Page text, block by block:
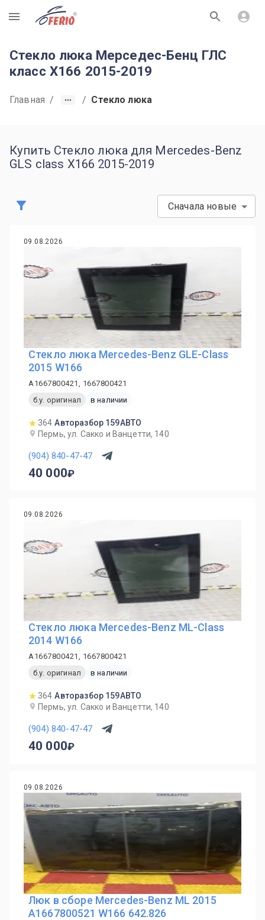
R
Стекло люка Мерседес-Бенц ГЛС
класс X166 2015-2019
Главная / / Стекло люка
Купить Стекло люка для Mercedes-Benz
GLS class X166 2015-2019
Сначала новые
09.08.2026
Стекло люка Mercedes-Benz GLE-Class
2015 W166
A1667800421, 1667800421
б.у. оригинал
в наличии
364 Авторазбор 159АВТО
Пермь, ул. Сакко и Ванцетти, 140
(904) 840-47-47
40 000
09.08.2026
Стекло люка Mercedes-Benz ML-Class
2014 W166
A1667800421, 1667800421
б.у. оригинал
в наличии
364 Авторазбор 159АВТО
Пермь, ул. Сакко и Ванцетти, 140
(904) 840-47-47
40 000
09.08.2026
Люк в сборе Mercedes-Benz ML 2015
A1667800521 W166 642.826